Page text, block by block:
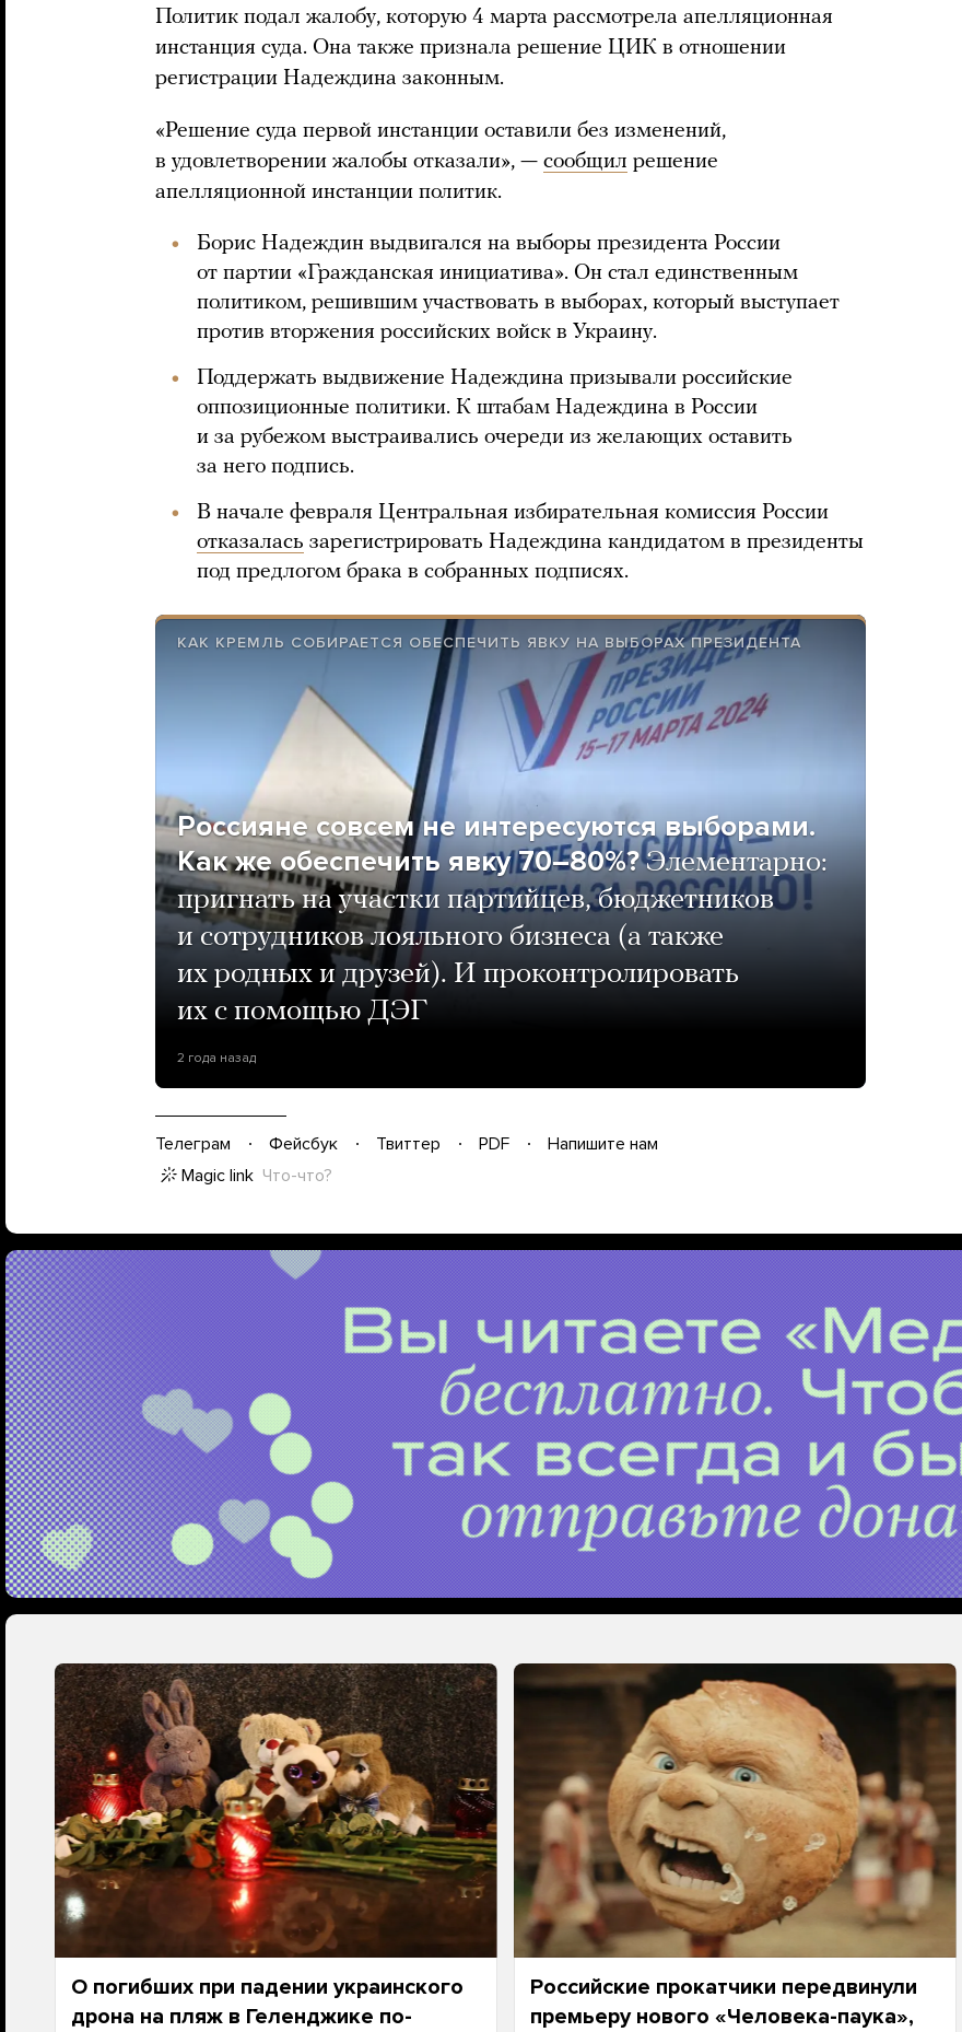
Политик подал жалобу, которую 4 марта рассмотрела апелляционная
инстанция суда. Она также признала решение ЦИК в отношении
регистрации Надеждина законным.
«Решение суда первой инстанции оставили без изменений,
в удовлетворении жалобы отказали», — сообщил решение
апелляционной инстанции политик.
Борис Надеждин выдвигался на выборы президента России
от партии «Гражданская инициатива». Он стал единственным
политиком, решившим участвовать в выборах, который выступает
против вторжения российских войск в Украину.
Поддержать выдвижение Надеждина призывали российские
оппозиционные политики. К штабам Надеждина в России
и за рубежом выстраивались очереди из желающих оставить
за него подпись.
В начале февраля Центральная избирательная комиссия России
отказалась зарегистрировать Надеждина кандидатом в президенты
под предлогом брака в собранных подписях.
КАК КРЕМЛЬ СОБИРАЕТСЯ ОБЕСПЕЧИТЬ ЯВКУ НА ВЫБОРАХ ПРЕЗИДЕНТА
Россияне совсем не интересуются выборами.
Как же обеспечить явку 70–80%? Элементарно:
пригнать на участки партийцев, бюджетников
и сотрудников лояльного бизнеса (а также
их родных и друзей). И проконтролировать
их с помощью ДЭГ
2 года назад
Телеграм Фейсбук Твиттер PDF
Напишите нам
Magic link Что-что?
О погибших при падении украинского
дрона на пляж в Геленджике по-
Российские прокатчики передвинули
премьеру нового «Человека-паука»,